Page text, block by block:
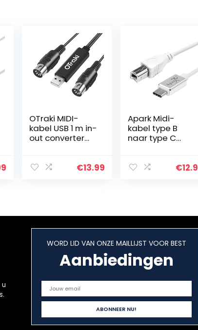
OTraki MIDI-
kabel USB 1 m in-
out converter
LED-display, MIDI
€13.99
Apark Midi-
kabel type B
naar type C
USB 3.0-
€
WORD LID VAN ONZE MAILLIJST VOOR BEST
Aanbiedingen